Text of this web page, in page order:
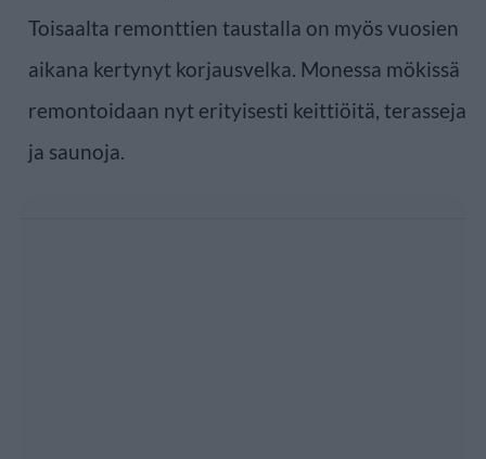
Toisaalta remonttien taustalla on myös vuosien
aikana kertynyt korjausvelka. Monessa mökissä
remontoidaan nyt erityisesti keittiöitä, terasseja
ja saunoja.